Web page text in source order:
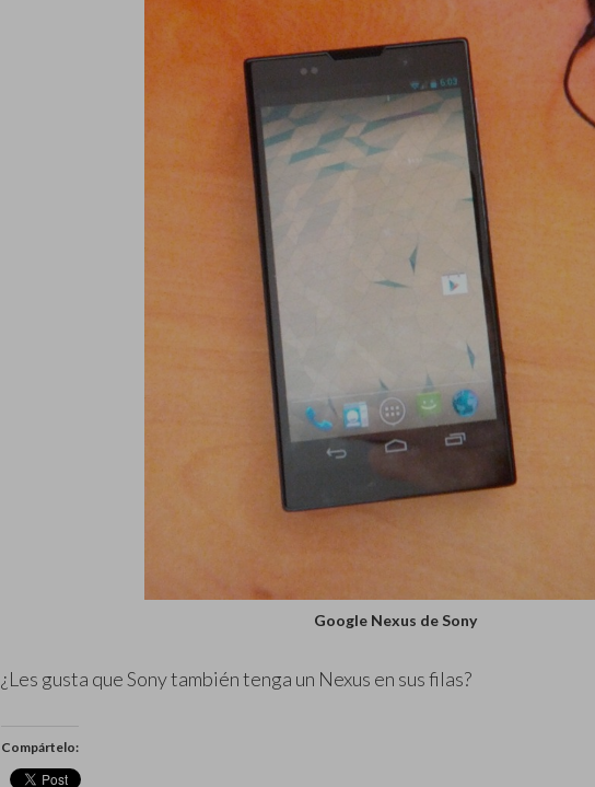
Google Nexus de Sony
¿Les gusta que Sony también tenga un Nexus en sus filas?
Compártelo: